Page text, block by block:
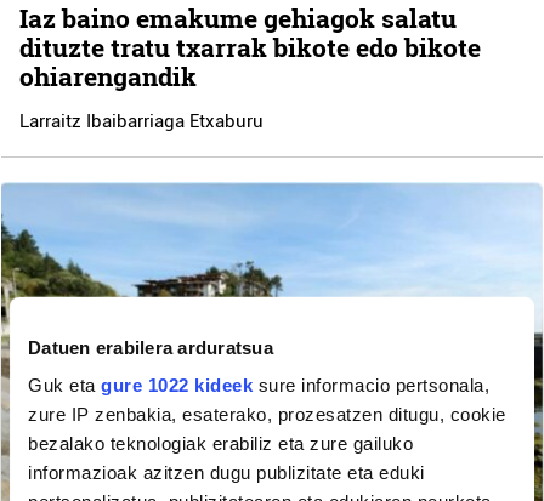
Datuen erabilera arduratsua
Guk eta gure 1022 kideek sure informacio pertsonala,
zure IP zenbakia, esaterako, prozesatzen ditugu, cookie
bezalako teknologiak erabiliz eta zure gailuko
informazioak azitzen dugu publizitate eta eduki
Iaz baino emakume gehiagok salatu
dituzte tratu txarrak bikote edo bikote
ohiarengandik
Larraitz Ibaibarriaga Etxaburu